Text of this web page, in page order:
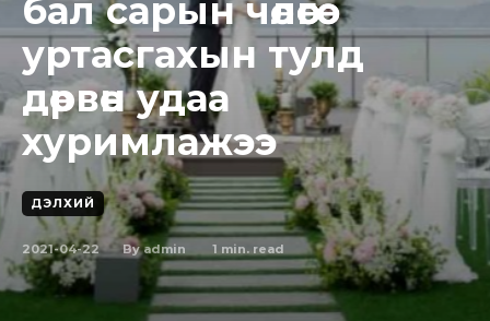
бал сарын чөлөөгөө
уртасгахын тулд
дөрвөн удаа
хуримлажээ
ДЭЛХИЙ
2021-04-22 By admin 1 min. read